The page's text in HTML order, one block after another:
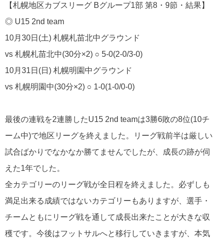
【札幌地区カブスリーグ Bグループ1部 第8・9節・結果】
◎ U15 2nd team
10月30日(土) 札幌札苗北中グラウンド
vs 札幌札苗北中(30分×2) ○ 5-0(2-0/3-0)
10月31日(日) 札幌明園中グラウンド
vs 札幌明園中(30分×2) ○ 1-0(1-0/0-0)
最後の連戦を2連勝したU15 2nd teamは3勝6敗の8位(10チ
ーム中)で地区リーグを終えました。リーグ戦前半は厳しい
試合ばかりでなかなか勝てませんでしたが、成長の跡が伺
えた1年でした。
全カテゴリーのリーグ戦が全日程を終えました。必ずしも
満足出来る成績ではないカテゴリーもありますが、選手・
チームともにリーグ戦を通して成長出来たことが大きな収
穫です。今後はフットサルへと移行していきますが、本気